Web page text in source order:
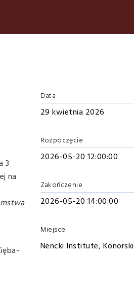
3
na
Data
29 kwietnia 2026
Rozpoczęcie
2026-05-20 12:00:00
Zakończenie
2026-05-20 14:00:00
Miejsce
Nencki Institute,